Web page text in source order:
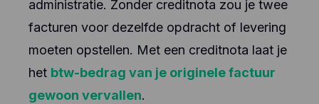
administratie. Zonder creditnota zou je twee
facturen voor dezelfde opdracht of levering
moeten opstellen. Met een creditnota laat je
het btw-bedrag van je originele factuur
gewoon vervallen.